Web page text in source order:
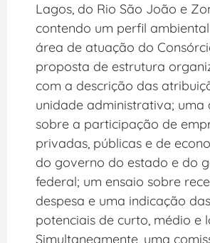
Lagos, do Rio São João e
contendo um perfil
área de atuação do
proposta de estrutura
com a descrição das
unidade administrativa; uma
sobre a participação de
privadas, públicas e de
do governo do estado e do
federal; um ensaio sobre
despesa e uma indicação
potenciais de curto, médio e
Simultaneamente, uma